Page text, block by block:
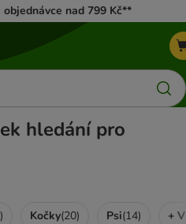
nad 799 Kč**
hledání pro
) Kočky(20) Psi(14) +